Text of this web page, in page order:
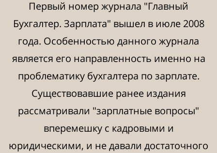
Первый номер журнала "Главный
Бухгалтер. Зарплата" вышел в июле 2008
года. Особенностью данного журнала
является его направленность именно на
проблематику бухгалтера по зарплате.
Существовавшие ранее издания
рассматривали "зарплатные вопросы"
вперемешку с кадровыми и
юридическими, и не давали достаточного